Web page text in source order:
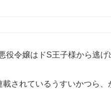
役令嬢はドS王子様から逃
されているうすいかつら